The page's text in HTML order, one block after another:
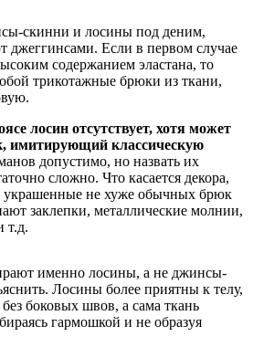
скинни и лосины под деним,
джеггинсами. Если в первом случае
содержанием эластана, то
трикотажные брюки из ткани,
лосин отсутствует, хотя может
имитирующий классическую
допустимо, но назвать их
сложно. Что касается декора,
не хуже обычных брюк
заклепки, металлические молнии,
т.д.
именно лосины, а не джинсы-
Лосины более приятны к телу,
боковых швов, а сама ткань
гармошкой и не образуя